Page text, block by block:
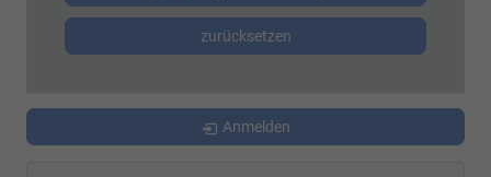
zurücksetzen
Anmelden